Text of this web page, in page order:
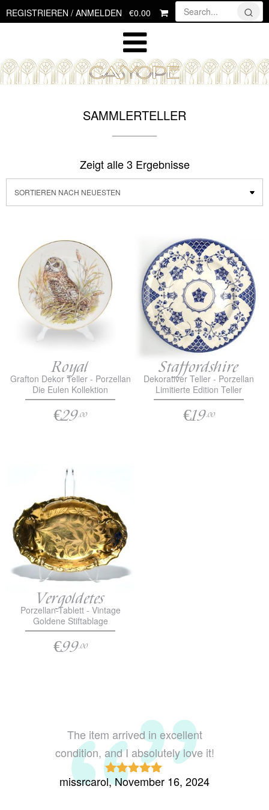
Skip
to
REGISTRIEREN / ANMELDEN €0.00
SAMMLERTELLER
Zeigt alle 3 Ergebnisse
Royal
Grafton Dekor Teller - Porzellan
Die Eulen Kollektion
€29.00
Staffordshire
Dekorativer Teller - Porzellan
Limitierte Edition Teller
€19.00
Vergoldetes
Porzellan-Tablett - Vintage
Goldene Stiftablage
€99.00
The item arrived in excellent
condition, and I absolutely love it!
Rated5out
missrcarol, November 16, 2024